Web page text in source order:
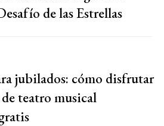
de las Estrellas
jubilados: cómo disfrutar
teatro musical